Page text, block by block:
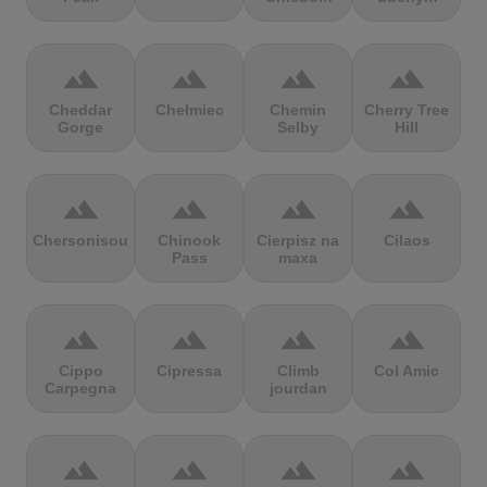
terrain
Cheddar
Gorge
terrain
Chełmiec
terrain
Chemin
Selby
terrain
Cherry Tree
Hill
terrain
Chersonisou
terrain
Chinook
Pass
terrain
Cierpisz na
maxa
terrain
Cilaos
terrain
Cippo
Carpegna
terrain
Cipressa
terrain
Climb
jourdan
terrain
Col Amic
terrain terrain terrain terrain